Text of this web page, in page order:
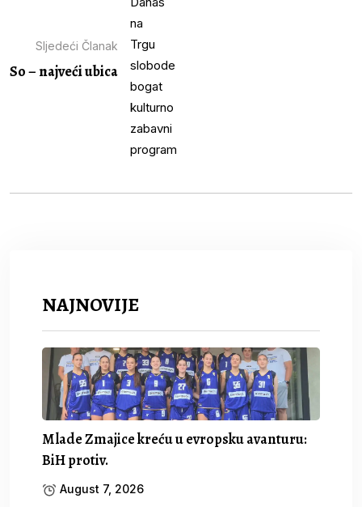
Sljedeći Članak
So – najveći ubica
NAJNOVIJE
Mlade Zmajice kreću u evropsku avanturu:
BiH protiv.
August 7, 2026